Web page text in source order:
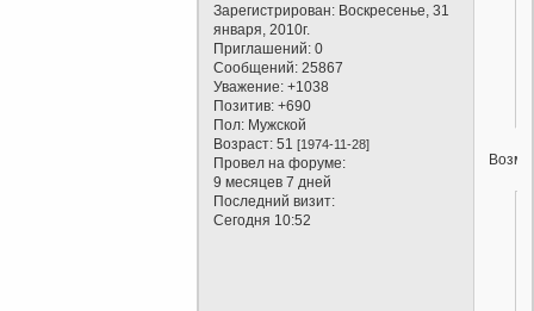
Зарегистрирован: Воскресенье, 31
января, 2010г.
Приглашений: 0
Сообщений: 25867
Уважение: +1038
Позитив: +690
Пол: Мужской
Возраст: 51[1974-11-28]
Провел на форуме:
9 месяцев 7 дней
Последний визит:
Сегодня 10:52